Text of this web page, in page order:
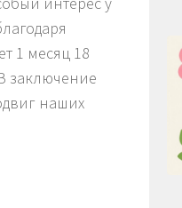
1 месяц 18
заключение
наших